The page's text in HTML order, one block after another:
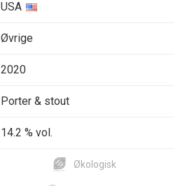
USA
Øvrige
2020
Porter & stout
14.2 % vol.
Økologisk